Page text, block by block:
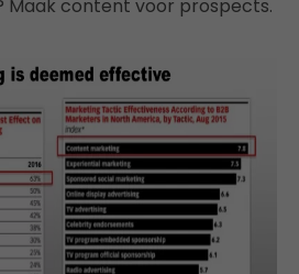
Maak content voor prospects.